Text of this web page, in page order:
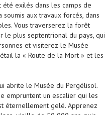
exilés dans les camps de
aux travaux forcés, dans
Vous traverserez la forêt
plus septentrional du pays, qui
et visiterez le Musée
la « Route de la Mort » et les
abrite le Musée du Pergélisol.
empruntent un escalier qui les
éternellement gelé. Apprenez